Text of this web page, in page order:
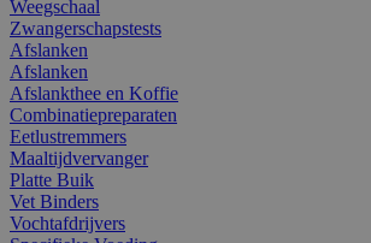
Weegschaal
Zwangerschapstests
Afslanken
Afslanken
Afslankthee en Koffie
Combinatiepreparaten
Eetlustremmers
Maaltijdvervanger
Platte Buik
Vet Binders
Vochtafdrijvers